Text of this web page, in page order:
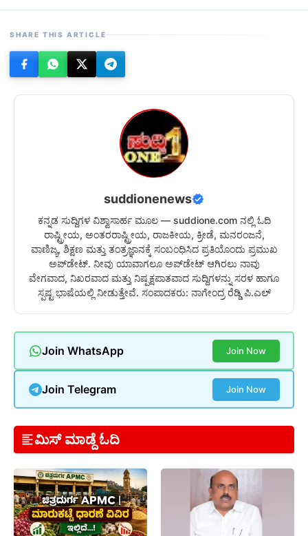
SHARE THIS ARTICLE
suddionenews
ಕನ್ನಡ ಸುದ್ದಿಗಳ ವಿಶ್ವಾಸಾರ್ಹ ಮೂಲ — suddione.com ನಲ್ಲಿ ಓದಿ
ರಾಷ್ಟ್ರೀಯ, ಅಂತರರಾಷ್ಟ್ರೀಯ, ರಾಜಕೀಯ, ಕ್ರೀಡೆ, ಮನರಂಜನೆ,
ವಾಣಿಜ್ಯ, ಶಿಕ್ಷಣ ಮತ್ತು ತಂತ್ರಜ್ಞಾನಕ್ಕೆ ಸಂಬಂಧಿಸಿದ ಪ್ರತಿಯೊಂದು ಪ್ರಮುಖ
ಅಪ್‌ಡೇಟ್. ನೀವು ಯಾವಾಗಲೂ ಅಪ್‌ಡೇಟ್ ಆಗಿರಲು ನಾವು
ವೇಗವಾದ, ನಿಖರವಾದ ಮತ್ತು ನಿಷ್ಪಕ್ಷಪಾತವಾದ ಸುದ್ದಿಗಳನ್ನು ಸರಳ ಹಾಗೂ
ಸ್ಪಷ್ಟ ಭಾಷೆಯಲ್ಲಿ ನೀಡುತ್ತೇವೆ. ಸಂಪಾದಕರು: ನಾಗೇಂದ್ರ ರೆಡ್ಡಿ ಪಿ.ಎಲ್
Join WhatsApp Join Now
Join Telegram Join Now
ಮಿಸ್ ಮಾಡ್ದೆ ಓದಿ